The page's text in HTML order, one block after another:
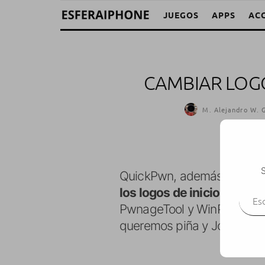
JUEGOS APPS
CAMBIAR
M. Alejandro W.
QuickPwn, además de
los logos de inicio y del
PwnageTool y WinPwn,
queremos piña y Jobs o